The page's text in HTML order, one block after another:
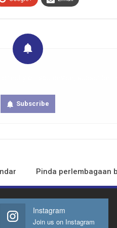
Subscribe
Pinda perlembagaan
Instagram
Join us on Instagram